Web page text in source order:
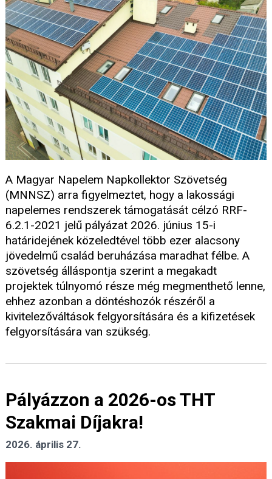
A Magyar Napelem Napkollektor Szövetség
(MNNSZ) arra figyelmeztet, hogy a lakossági
napelemes rendszerek támogatását célzó RRF-
6.2.1-2021 jelű pályázat 2026. június 15-i
határidejének közeledtével több ezer alacsony
jövedelmű család beruházása maradhat félbe. A
szövetség álláspontja szerint a megakadt
projektek túlnyomó része még megmenthető lenne,
ehhez azonban a döntéshozók részéről a
kivitelezőváltások felgyorsítására és a kifizetések
felgyorsítására van szükség.
Pályázzon a 2026-os THT
Szakmai Díjakra!
2026. április 27.